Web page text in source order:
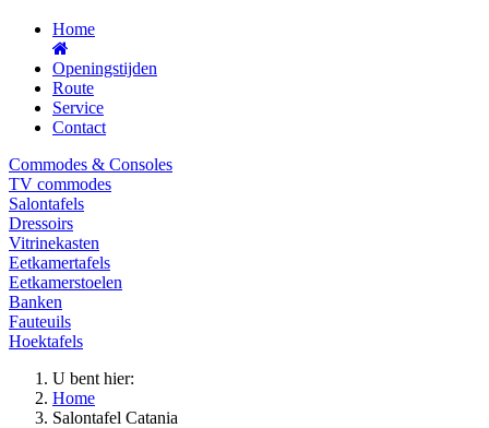
Home
Openingstijden
Route
Service
Contact
Commodes & Consoles
TV commodes
Salontafels
Dressoirs
Vitrinekasten
Eetkamertafels
Eetkamerstoelen
Banken
Fauteuils
Hoektafels
U bent hier:
Home
Salontafel Catania